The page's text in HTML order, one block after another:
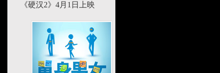
《硬汉2》4月1日上映